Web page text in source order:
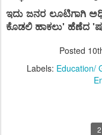
ಇದು ಜನರ ಲೂಟಿಗಾಗಿ
ಕೊಡಲಿ ಹಾಕಲು' ಹೆಣೆದ
Posted
Labels: Education/
2